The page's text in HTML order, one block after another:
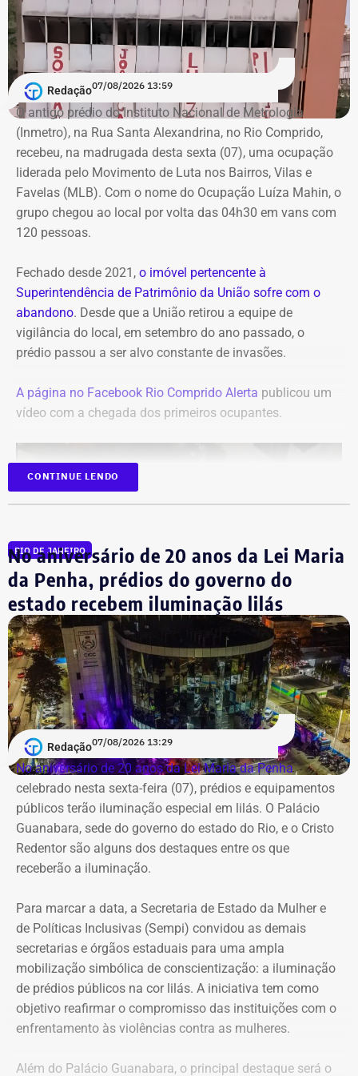
de garantir a transparência sobre a situação financeira
dos candidatos.
Redação07/08/2026 13:59
O antigo prédio do Instituto Nacional de Metrologia
(Inmetro), na Rua Santa Alexandrina, no Rio Comprido,
recebeu, na madrugada desta sexta (07), uma ocupação
liderada pelo Movimento de Luta nos Bairros, Vilas e
Favelas (MLB). Com o nome do Ocupação Luíza Mahin, o
grupo chegou ao local por volta das 04h30 em vans com
120 pessoas.
Fechado desde 2021, o imóvel pertencente à
Superintendência de Patrimônio da União sofre com o
abandono. Desde que a União retirou a equipe de
vigilância do local, em setembro do ano passado, o
prédio passou a ser alvo constante de invasões.
A página no Facebook Rio Comprido Alerta publicou um
vídeo com a chegada dos primeiros ocupantes.
Morador da Rua Santa Alexandrina filma chegada de ônibus ao prédio do
Inmetro — Foto: Reprodução/Facebook/Rio Comprido Alerta.
Em maio deste ano, equipés da Prefeitura do Rio
realizaram a lacração do imóvel após negociações com a
Superintendência do Patrimônio da União,
Posteriormente, também no mesmo mês, a SPU decidiu
de instalar novas repartições.
O TEMPO REAL RJ fez contato com a Secretaria de
Ordem Pública (Seop), que informou acompanhar a
ocupação do imóvel. Também foi feito contato com a
Polícia Militar para um posicionamento, mas não houve
resposta até o momento desta publicação. Assim que
CONTINUE LENDO
RIO DE JANEIRO
No aniversário de 20 anos da Lei Maria
da Penha, prédios do governo do
estado recebem iluminação lilás
Redação07/08/2026 13:29
No aniversário de 20 anos da Lei Maria da Penha,
celebrado nesta sexta-feira (07), prédios e equipamentos
públicos terão iluminação especial em lilás. O Palácio
Guanabara, sede do governo do estado do Rio, e o Cristo
Redentor são alguns dos destaques entre os que
receberão a iluminação.
Para marcar a data, a Secretaria de Estado da Mulher e
de Políticas Inclusivas (Sempi) convidou as demais
secretarias e órgãos estaduais para uma ampla
mobilização simbólica de conscientização: a iluminação
de prédios públicos na cor lilás. A iniciativa tem como
objetivo reafirmar o compromisso das instituições com o
enfrentamento às violências contra as mulheres.
Além do Palácio Guanabara, o principal destaque será o